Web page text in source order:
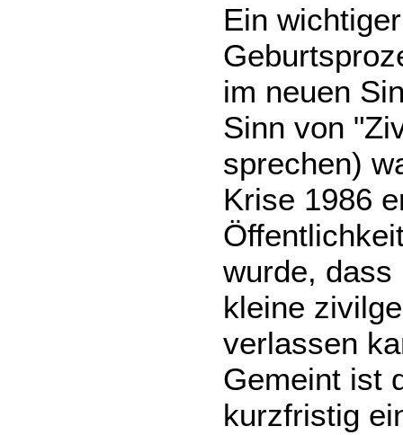
Ein
im neuen
Sinn von
sprechen)
Krise 1986
wurde, dass
kleine
verlassen
Gemeint ist
kurzfristig